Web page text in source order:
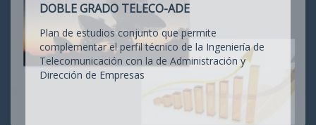
DOBLE GRADO TELECO-ADE
Plan de estudios conjunto que permite
complementar el perfil técnico de la Ingeniería de
Telecomunicación con la de Administración y
Dirección de Empresas